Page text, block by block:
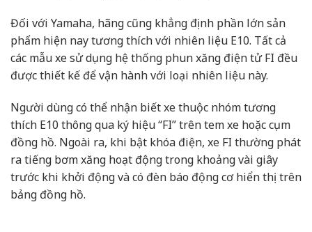
Đối với Yamaha, hãng cũng khẳng định phần lớn sản
phẩm hiện nay tương thích với nhiên liệu E10. Tất cả
các mẫu xe sử dụng hệ thống phun xăng điện tử FI đều
được thiết kế để vận hành với loại nhiên liệu này.
Người dùng có thể nhận biết xe thuộc nhóm tương
thích E10 thông qua ký hiệu “FI” trên tem xe hoặc cụm
đồng hồ. Ngoài ra, khi bật khóa điện, xe FI thường phát
ra tiếng bơm xăng hoạt động trong khoảng vài giây
trước khi khởi động và có đèn báo động cơ hiển thị trên
bảng đồng hồ.